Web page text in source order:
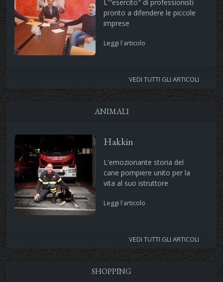
L'"esercito" di professionisti
pronto a difendere le piccole
imprese
Leggi l'articolo
VEDI TUTTI GLI ARTICOLI
ANIMALI
Hakkin
L'emozionante storia del
cane pompiere unito per la
vita al suo istruttore
Leggi l'articolo
VEDI TUTTI GLI ARTICOLI
SHOPPING